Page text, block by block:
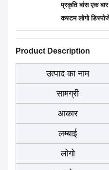
प्रकृति बांस एक
कस्टम लोगो
Product Description
उत्पाद का नाम
सामग्री
आकार
लम्बाई
लोगो